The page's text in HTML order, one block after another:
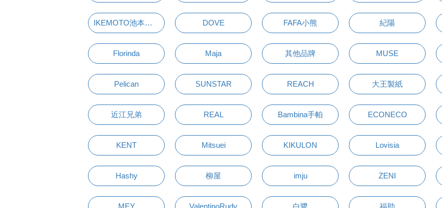
IKEMOTO池本刷子 DOVE FAFA小熊 紀陽
Florinda Maja 其他品牌 MUSE
Pelican SUNSTAR REACH 大王製紙
近江兄弟 REAL Bambina手帕 ECONECO
KENT Mitsuei KIKULON Lovisia
Hashy 柳屋 imju ZENI
MEY ValentinoRudy 白鷺 福助